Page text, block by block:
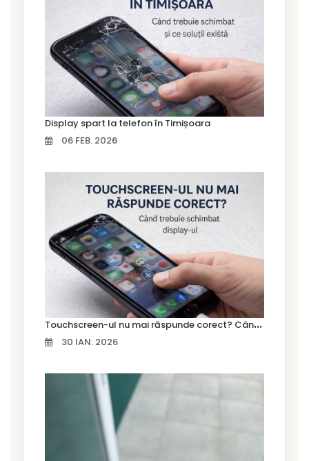
Display spart la telefon în Timișoara
06 FEB. 2026
T
ouchscreen-ul nu mai răspunde corect? Când trebuie schimbat display-ul
30 IAN. 2026